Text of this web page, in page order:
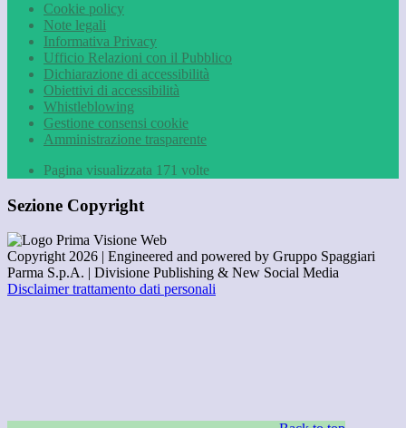
Cookie policy
Note legali
Informativa Privacy
Ufficio Relazioni con il Pubblico
Dichiarazione di accessibilità
Obiettivi di accessibilità
Whistleblowing
Gestione consensi cookie
Amministrazione trasparente
Pagina visualizzata 171 volte
Sezione Copyright
Copyright 2026 | Engineered and powered by Gruppo Spaggiari
Parma S.p.A. | Divisione Publishing & New Social Media
Disclaimer trattamento dati personali